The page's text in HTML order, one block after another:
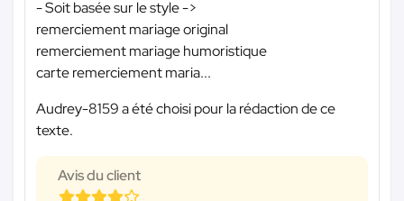
- Soit basée sur le style ->
remerciement mariage original
remerciement mariage humoristique
carte remerciement maria...
Audrey-8159 a été choisi pour la rédaction de ce
texte.
Avis du client